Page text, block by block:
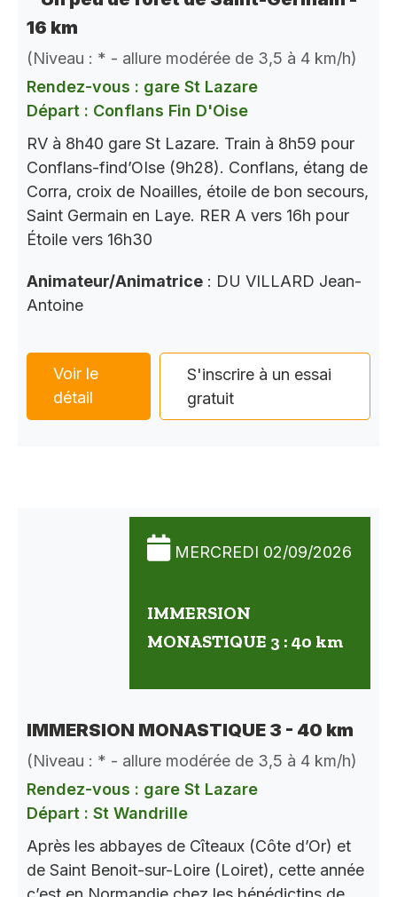
16 km
(Niveau : * - allure modérée de 3,5 à 4 km/h)
Rendez-vous : gare St Lazare
Départ : Conflans Fin D'Oise
RV à 8h40 gare St Lazare. Train à 8h59 pour
Conflans-find’OIse (9h28). Conflans, étang de
Corra, croix de Noailles, étoile de bon secours,
Saint Germain en Laye. RER A vers 16h pour
Étoile vers 16h30
Animateur/Animatrice : DU VILLARD Jean-
Antoine
Voir le
détail
S'inscrire à un essai
gratuit
MERCREDI 02/09/2026
IMMERSION
MONASTIQUE 3 : 40 km
IMMERSION MONASTIQUE 3 - 40 km
(Niveau : * - allure modérée de 3,5 à 4 km/h)
Rendez-vous : gare St Lazare
Départ : St Wandrille
Après les abbayes de Cîteaux (Côte d’Or) et
de Saint Benoit-sur-Loire (Loiret), cette année